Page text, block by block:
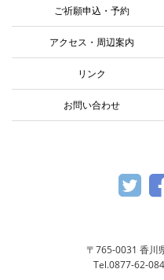
ご祈願申込・予約
アクセス・周辺案内
リンク
お問い合わせ
〒765-0031 香川
Tel.0877-62-